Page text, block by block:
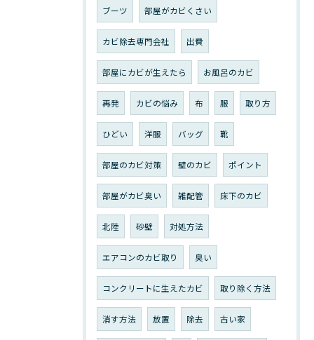
ブーツ 部屋がカビくさい
カビ除去専門会社 出費
部屋にカビが生えたら お風呂のカビ
再発 カビの悩み 布 服 取り方
ひどい 洋服 バッグ 靴
部屋のカビ対策 壁のカビ ポイント
部屋がカビ臭い 雑配管 床下のカビ
北陸 砂壁 対処方法
エアコンのカビ取り 臭い
コンクリートに生えたカビ 取り除く方法
消す方法 放置 除去 古い家